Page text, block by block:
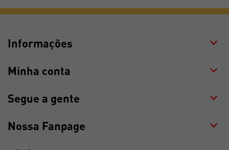
Informações
Minha conta
Segue a gente
Nossa Fanpage